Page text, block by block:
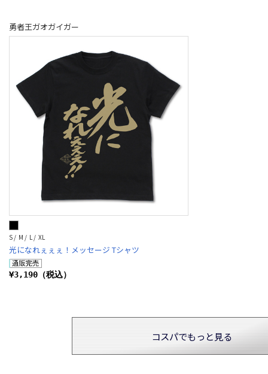
勇者王ガオガイガー
S / M / L / XL
光になれぇぇぇ！メッセージ Tシャツ
¥3,190（税込）
コスパでもっと見る